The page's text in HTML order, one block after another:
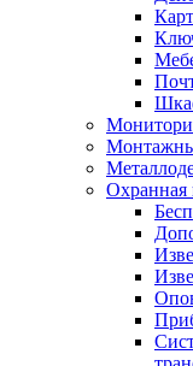
Охранная